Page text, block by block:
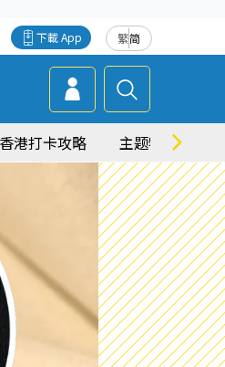
繁简
下載 App
香港打卡攻略 主题特集